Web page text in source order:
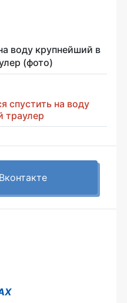
воду крупнейший в
(фото)
спустить на воду
траулер